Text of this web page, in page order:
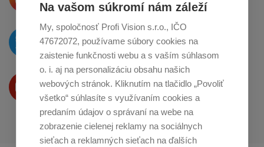
Na vašom súkromí nám záleží
My, spoločnosť Profi Vision s.r.o., IČO
47672072, používame súbory cookies na
zaistenie funkčnosti webu a s vaším súhlasom
o. i. aj na personalizáciu obsahu našich
webových stránok. Kliknutím na tlačidlo „Povoliť
všetko“ súhlasíte s využívaním cookies a
predaním údajov o správaní na webe na
zobrazenie cielenej reklamy na sociálnych
sieťach a reklamných sieťach na ďalších
O novinkách píšeme
naTwitteri
Produkty Vám predstavujeme
na Youtube